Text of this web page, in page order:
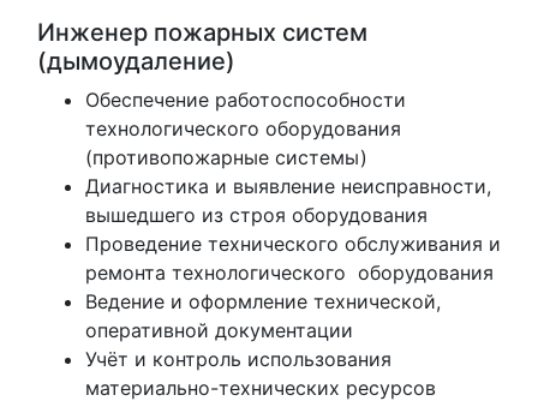
Инженер пожарных систем
(дымоудаление)
Обеспечение работоспособности
технологического оборудования
(противопожарные системы)
Диагностика и выявление неисправности,
вышедшего из строя оборудования
Проведение технического обслуживания и
ремонта технологического оборудования
Ведение и оформление технической,
оперативной документации
Учёт и контроль использования
материально-технических ресурсов